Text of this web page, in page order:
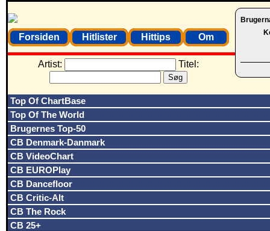
Forsiden Hitlister Hittips Om
Artist: Titel:
Top Of ChartBase
Top Of The World
Brugernes Top-50
CB Denmark-Danmark
CB VideoChart
CB EUROPlay
CB Dancefloor
CB Critic-Alt
CB The Rock
CB 25+